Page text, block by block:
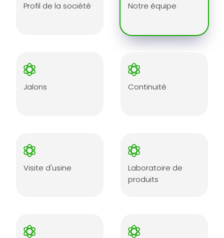
Profil de la société Notre équipe
Jalons Continuité
Visite d'usine
Laboratoire de
produits